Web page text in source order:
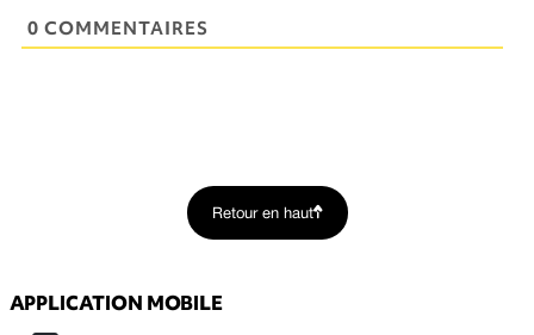
0 COMMENTAIRES
Retour en haut
APPLICATION MOBILE